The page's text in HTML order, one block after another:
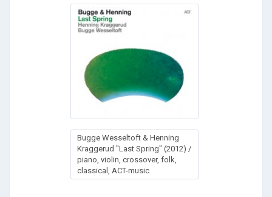
Bugge Wesseltoft & Henning
Kraggerud "Last Spring" (2012) /
piano, violin, crossover, folk,
classical, ACT-music